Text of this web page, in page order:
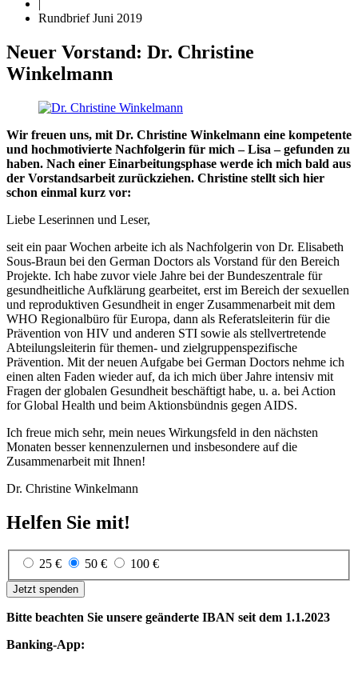
|
Rundbrief Juni 2019
Neuer Vorstand: Dr. Christine
Winkelmann
Wir freuen uns, mit Dr. Christine Winkelmann eine kompetente
und hochmotivierte Nachfolgerin für mich – Lisa – gefunden zu
haben. Nach einer Einarbeitungsphase werde ich mich bald aus
der Vorstandsarbeit zurückziehen. Christine stellt sich hier
schon einmal kurz vor:
Liebe Leserinnen und Leser,
seit ein paar Wochen arbeite ich als Nachfolgerin von Dr. Elisabeth
Sous-Braun bei den German Doctors als Vorstand für den Bereich
Projekte. Ich habe zuvor viele Jahre bei der Bundeszentrale für
gesundheitliche Aufklärung gearbeitet, erst im Bereich der sexuellen
und reproduktiven Gesundheit in enger Zusammenarbeit mit dem
WHO Regionalbüro für Europa, dann als Referatsleiterin für die
Prävention von HIV und anderen STI sowie als stellvertretende
Abteilungsleiterin für themen- und zielgruppenspezifische
Prävention. Mit der neuen Aufgabe bei German Doctors nehme ich
einen alten Faden wieder auf, da ich mich über Jahre intensiv mit
Fragen der globalen Gesundheit beschäftigt habe, u. a. bei Action
for Global Health und beim Aktionsbündnis gegen AIDS.
Ich freue mich sehr, mein neues Wirkungsfeld in den nächsten
Monaten besser kennenzulernen und insbesondere auf die
Zusammenarbeit mit Ihnen!
Dr. Christine Winkelmann
Helfen Sie mit!
25 € 50 € 100 €
Jetzt spenden
Bitte beachten Sie unsere geänderte IBAN seit dem 1.1.2023
Banking-App: